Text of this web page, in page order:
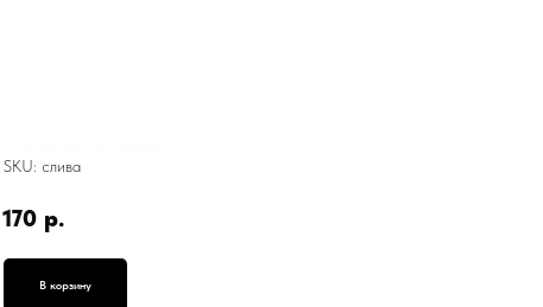
SKU: слива
170 р.
В корзину